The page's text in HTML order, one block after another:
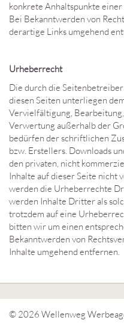
konkrete Anhaltspunkte
Bei Bekanntwerden von
derartige Links umgehend
Urheberrecht
Die durch die
diesen Seiten unterliegen
Vervielfältigung,
Verwertung außerhalb der
bedürfen der schriftlichen
bzw. Erstellers. Downloads
den privaten, nicht
Inhalte auf dieser Seite nicht
werden die Urheberrechte
werden Inhalte Dritter als
trotzdem auf eine
bitten wir um einen
Bekanntwerden von
Inhalte umgehend entfernen.
© 2026 Wellenweg